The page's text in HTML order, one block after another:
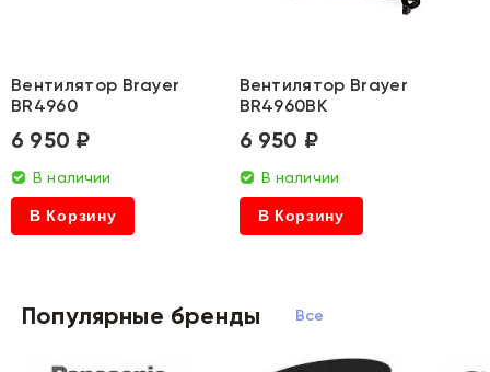
Вентилятор Brayer
BR4960
6 950 ₽
В наличии
В Корзину
Вентилятор Brayer
BR4960BK
6 950 ₽
В наличии
В Корзину
Популярные бренды Все бренды